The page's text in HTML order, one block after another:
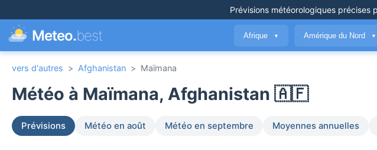
Prévisions météorologiques précises
Meteo.best Afrique ▼ Amérique du Nord ▼
vers d'autres > Afghanistan > Maïmana
Météo à Maïmana, Afghanistan 🇦🇫
Prévisions Météo en août Météo en septembre Moyennes annuelles